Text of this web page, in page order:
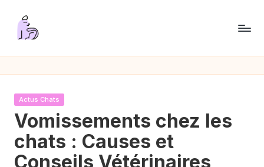
P
a
s
s
i
o
Posted
Actus Chats
Vomissements chez les
chats : Causes et
Conseils Vétérinaires